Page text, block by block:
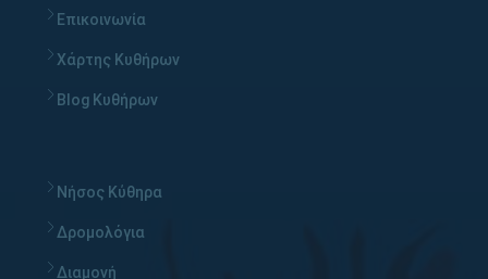
Επικοινωνία
Χάρτης Κυθήρων
Blog Κυθήρων
Νήσος Κύθηρα
Δρομολόγια
Διαμονή